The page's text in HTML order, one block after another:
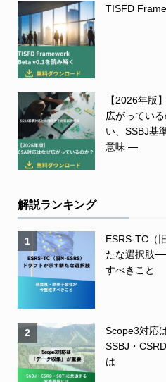
TISFD
【2026年版
広がってい
い、SSBJ基
意味 ―
解説ランキング
1
ESRS-TC（
たな選択肢
すべきこと
2
Scope3対応
SSBJ・
は